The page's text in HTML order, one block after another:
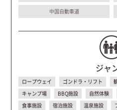
中国自動車道
ジャ
ロープウェイ ゴンドラ・リフト
キャンプ場
BBQ施設 自然体験
食事施設
宿泊施設 温泉施設